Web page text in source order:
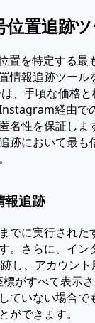
置追跡
置を特定する最
情報追跡ツール
、手頃な価格
経由で
名性を保証しま
跡において最も
報追跡
でに実行された
。さらに、イン
し、アカウント
がすべて表示
ていない場合で
ができます。